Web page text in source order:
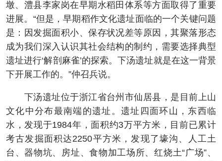
墩、澧县李家岗在早期水稻田体系等方面取得了重要
进展。“但是，早期稻作文化遗址面临的一个关键问题
是：因发掘面积小、保存状况差等原因，其聚落形态
成为我们深入认识其社会结构的制约，需要选择典型
遗址进行‘解剖麻雀’的探索。下汤遗址就是在这一背景
下开展工作的。”仲召兵说。
下汤遗址位于浙江省台州市仙居县，是目前上山
文化中分布最南端的遗址。遗址四面环山，东西临
水，发现于1984年，面积约3万平方米，目前已累计
考古发掘面积达2250平方米，发现了壕沟、人工土
台、器物坑、房址、食物加工场所、红烧土“广场”、